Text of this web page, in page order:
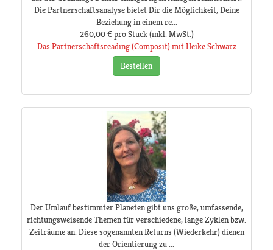
Die Partnerschaftsanalyse bietet Dir die Möglichkeit, Deine
Beziehung in einem re...
260,00 € pro Stück(inkl. MwSt.)
Das Partnerschaftsreading (Composit) mit Heike Schwarz
Bestellen
Der Umlauf bestimmter Planeten gibt uns große, umfassende,
richtungsweisende Themen für verschiedene, lange Zyklen bzw.
Zeiträume an. Diese sogenannten Returns (Wiederkehr) dienen
der Orientierung zu ...